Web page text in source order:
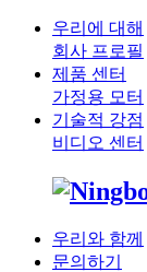
우리에 대해
회사 프로필
제품 센터
가정용 모터
기술적 강점
비디오 센터
우리와 함께
문의하기